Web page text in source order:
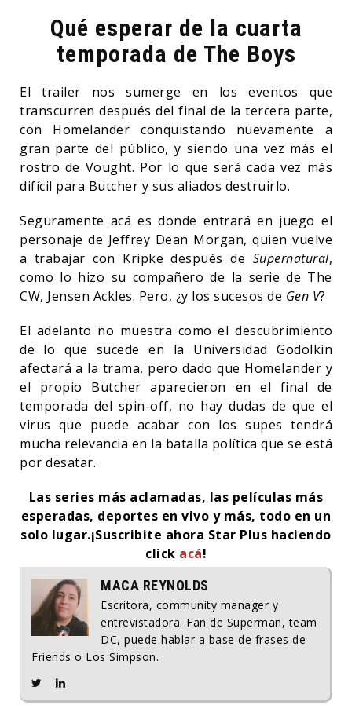
Qué esperar de la cuarta
temporada de The Boys
El trailer nos sumerge en los eventos que
transcurren después del final de la tercera parte,
con Homelander conquistando nuevamente a
gran parte del público, y siendo una vez más el
rostro de Vought. Por lo que será cada vez más
difícil para Butcher y sus aliados destruirlo.
Seguramente acá es donde entrará en juego el
personaje de Jeffrey Dean Morgan, quien vuelve
a trabajar con Kripke después de Supernatural,
como lo hizo su compañero de la serie de The
CW, Jensen Ackles. Pero, ¿y los sucesos de Gen V?
El adelanto no muestra como el descubrimiento
de lo que sucede en la Universidad Godolkin
afectará a la trama, pero dado que Homelander y
el propio Butcher aparecieron en el final de
temporada del spin-off, no hay dudas de que el
virus que puede acabar con los supes tendrá
mucha relevancia en la batalla política que se está
por desatar.
Las series más aclamadas, las películas más
esperadas, deportes en vivo y más, todo en un
solo lugar.¡Suscribite ahora Star Plus haciendo
click acá!
MACA REYNOLDS
Escritora, community manager y
entrevistadora. Fan de Superman, team
DC, puede hablar a base de frases de
Friends o Los Simpson.